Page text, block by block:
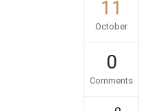
11
October
0
Comments